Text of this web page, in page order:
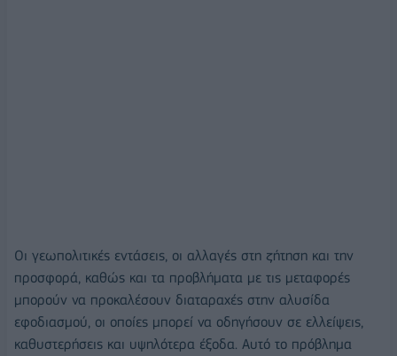
Οι γεωπολιτικές εντάσεις, οι αλλαγές στη ζήτηση και την
προσφορά, καθώς και τα προβλήματα με τις μεταφορές
μπορούν να προκαλέσουν διαταραχές στην αλυσίδα
εφοδιασμού, οι οποίες μπορεί να οδηγήσουν σε ελλείψεις,
καθυστερήσεις και υψηλότερα έξοδα. Αυτό το πρόβλημα